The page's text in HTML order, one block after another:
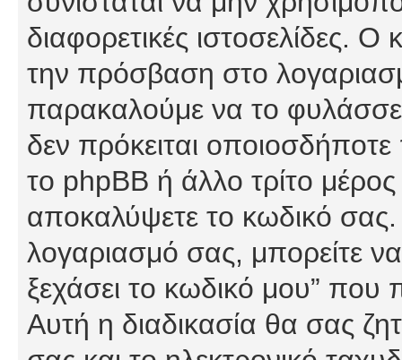
διαφορετικές ιστοσελίδες.
την πρόσβαση στο
παρακαλούμε να το
δεν πρόκειται
το phpBB ή άλλο τρίτο
αποκαλύψετε το κωδικό σας.
λογαριασμό σας, μπορείτε
ξεχάσει το κωδικό μου” που
Αυτή η διαδικασία θα σας